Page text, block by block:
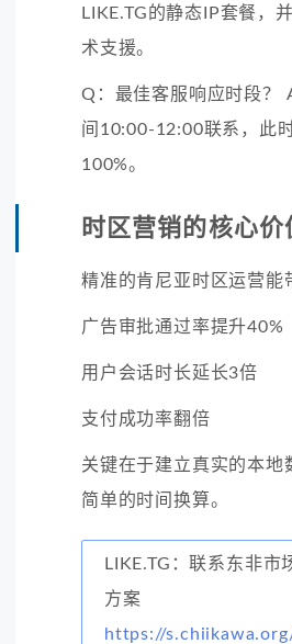
LIKE.TG的静态IP套餐，
术支援。
Q：最佳客服响应时段？
间10:00-12:00联系，此
100%。
时区营销的核心价
精准的肯尼亚时区运营能
广告审批通过率提升40%
用户会话时长延长3倍
支付成功率翻倍
关键在于建立真实的本地
简单的时间换算。
LIKE.TG：联系东非市
方案
https://